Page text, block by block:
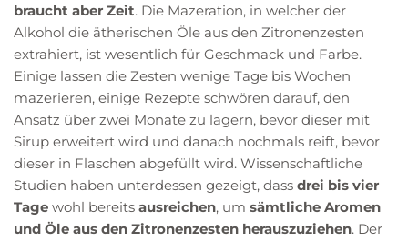
braucht aber Zeit. Die Mazeration, in welcher der
Alkohol die ätherischen Öle aus den Zitronenzesten
extrahiert, ist wesentlich für Geschmack und Farbe.
Einige lassen die Zesten wenige Tage bis Wochen
mazerieren, einige Rezepte schwören darauf, den
Ansatz über zwei Monate zu lagern, bevor dieser mit
Sirup erweitert wird und danach nochmals reift, bevor
dieser in Flaschen abgefüllt wird. Wissenschaftliche
Studien haben unterdessen gezeigt, dass drei bis vier
Tage wohl bereits ausreichen, um sämtliche Aromen
und Öle aus den Zitronenzesten herauszuziehen. Der